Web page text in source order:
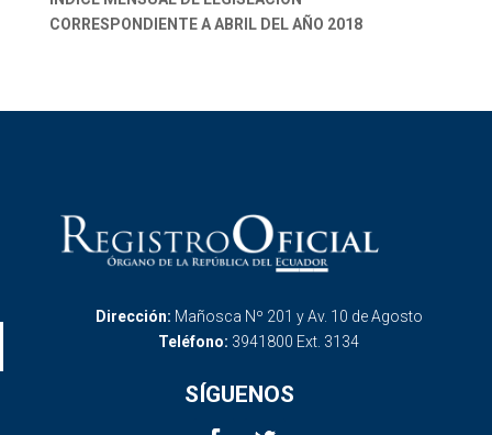
CORRESPONDIENTE A ABRIL DEL AÑO 2018
Dirección: Mañosca Nº 201 y Av. 10 de Agosto
Teléfono: 3941800 Ext. 3134
SÍGUENOS